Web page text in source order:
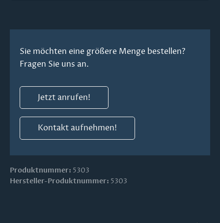
Sie möchten eine größere Menge bestellen?
Fragen Sie uns an.
Jetzt anrufen!
Kontakt aufnehmen!
Produktnummer: 5303
Hersteller-Produktnummer: 5303